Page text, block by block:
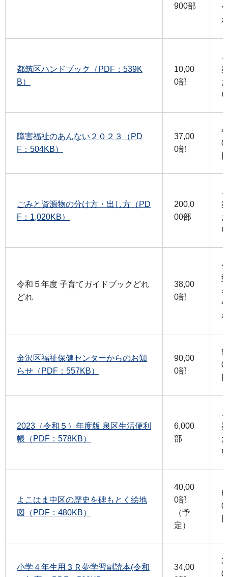
900部
都筑区ハンドブック（PDF：539K
B）
10,00
0部
障害福祉のあんない２０２３（PD
F：504KB）
37,00
0部
ごみと資源物の分け方・出し方（PD
F：1,020KB）
200,0
00部
令和５年度 子育てガイドブックどれ
どれ
38,00
0部
金沢区福祉保健センターからのお知
らせ（PDF：557KB）
90,00
0部
2023（令和５）年度版 泉区生活便利
帳（PDF：578KB）
6,000
部
よこはま中区の歴史を碑もとく絵地
図（PDF：480KB）
40,00
0部
（予
定）
小学４年生用３Ｒ夢学習副読本(令和
34,00